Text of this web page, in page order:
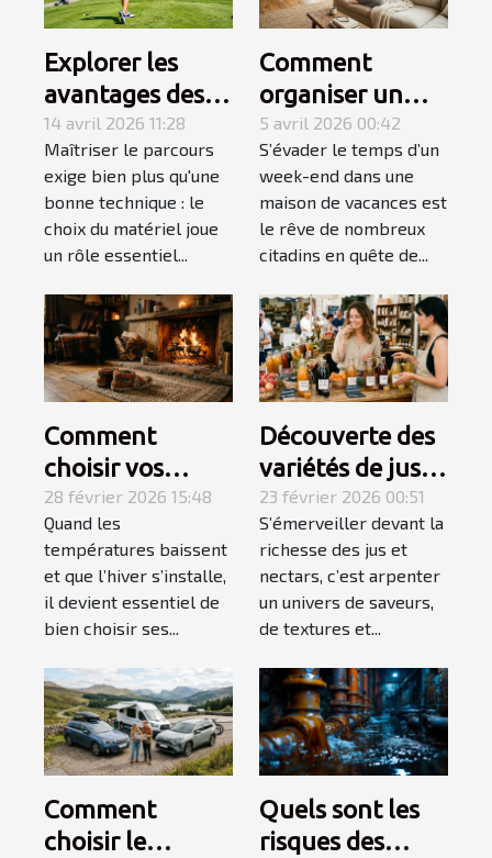
Explorer les
avantages des
équipements de
golf spécialisés
pour gauchers
14 avril 2026 11:28
Maîtriser le parcours
exige bien plus qu'une
bonne technique : le
choix du matériel joue
un rôle essentiel...
Comment
organiser un
week-end
détente réussi
en maison de
vacances ?
5 avril 2026 00:42
S’évader le temps d’un
week-end dans une
maison de vacances est
le rêve de nombreux
citadins en quête de...
Comment
choisir vos
chaussons pour
un hiver douillet
et chaud ?
28 février 2026 15:48
Quand les
températures baissent
et que l’hiver s’installe,
il devient essentiel de
bien choisir ses...
Découverte des
variétés de jus
et nectars pour
des palais
exigeants
23 février 2026 00:51
S’émerveiller devant la
richesse des jus et
nectars, c’est arpenter
un univers de saveurs,
de textures et...
Comment
choisir le
Quels sont les
risques des